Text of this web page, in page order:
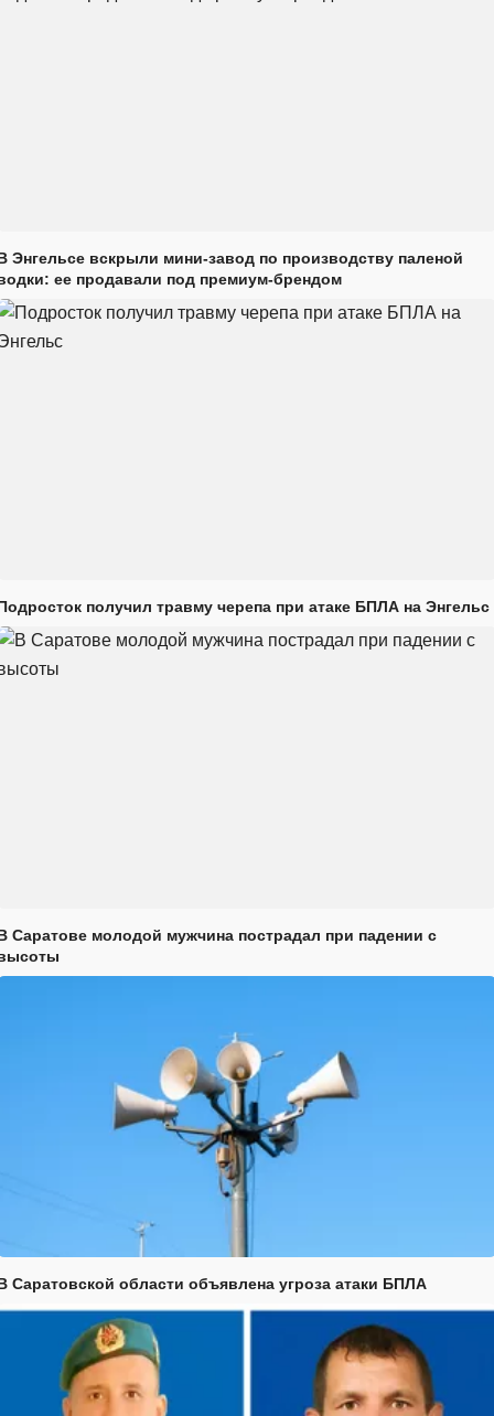
Энгельсе вскрыли мини-завод по производству паленой
ее продавали под премиум-брендом
получил травму черепа при атаке БПЛА на Энгельс
Саратове молодой мужчина пострадал при падении с
Саратовской области объявлена угроза атаки БПЛА